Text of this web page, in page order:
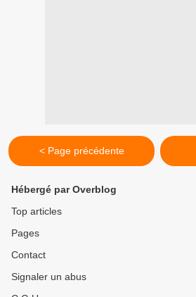
< Page précédente
Hébergé par Overblog
Top articles
Pages
Contact
Signaler un abus